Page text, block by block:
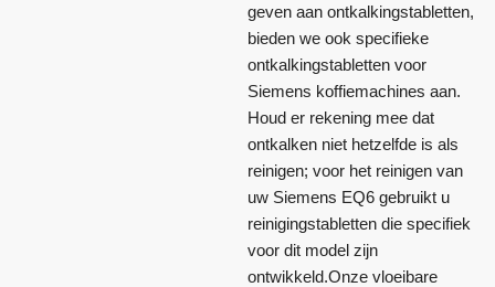
geven aan ontkalkingstabletten,
bieden we ook specifieke
ontkalkingstabletten voor
Siemens koffiemachines aan.
Houd er rekening mee dat
ontkalken niet hetzelfde is als
reinigen; voor het reinigen van
uw Siemens EQ6 gebruikt u
reinigingstabletten die specifiek
voor dit model zijn
ontwikkeld.Onze vloeibare